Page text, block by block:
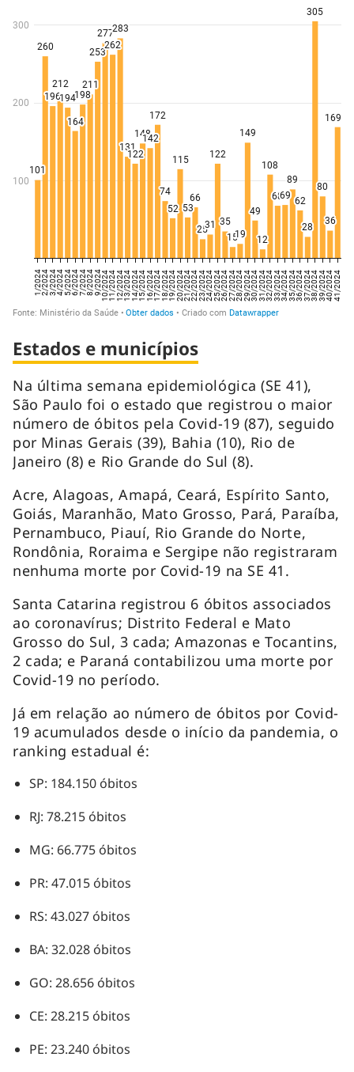
Estados e municípios
Na última semana epidemiológica (SE 41),
São Paulo foi o estado que registrou o maior
número de óbitos pela Covid-19 (87), seguido
por Minas Gerais (39), Bahia (10), Rio de
Janeiro (8) e Rio Grande do Sul (8).
Acre, Alagoas, Amapá, Ceará, Espírito Santo,
Goiás, Maranhão, Mato Grosso, Pará, Paraíba,
Pernambuco, Piauí, Rio Grande do Norte,
Rondônia, Roraima e Sergipe não registraram
nenhuma morte por Covid-19 na SE 41.
Santa Catarina registrou 6 óbitos associados
ao coronavírus; Distrito Federal e Mato
Grosso do Sul, 3 cada; Amazonas e Tocantins,
2 cada; e Paraná contabilizou uma morte por
Covid-19 no período.
Já em relação ao número de óbitos por Covid-
19 acumulados desde o início da pandemia, o
ranking estadual é:
SP: 184.150 óbitos
RJ: 78.215 óbitos
MG: 66.775 óbitos
PR: 47.015 óbitos
RS: 43.027 óbitos
BA: 32.028 óbitos
GO: 28.656 óbitos
CE: 28.215 óbitos
PE: 23.240 óbitos